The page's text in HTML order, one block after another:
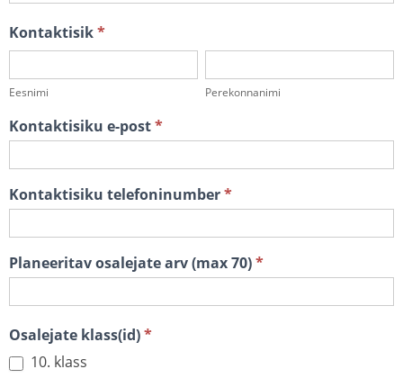
Kontaktisik*
Eesnimi Perekonnanimi
Kontaktisiku e-post*
Kontaktisiku telefoninumber*
Planeeritav osalejate arv (max 70)*
Osalejate klass(id)*
10. klass